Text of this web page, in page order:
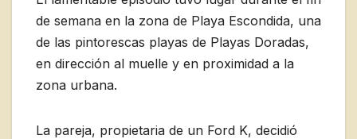
de semana en la zona de Playa Escondida, una
de las pintorescas playas de Playas Doradas,
en dirección al muelle y en proximidad a la
zona urbana.
La pareja, propietaria de un Ford K, decidió